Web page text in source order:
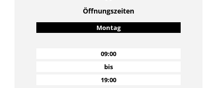
Öffnungszeiten
Montag
09:00
bis
19:00